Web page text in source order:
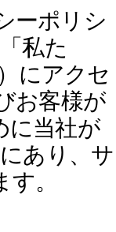
ーポリシ
私た
にアクセ
お客様が
に当社が
あり、サ
。